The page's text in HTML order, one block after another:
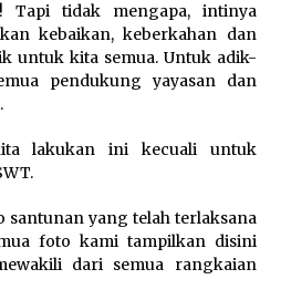
Yatim 10 Muharam 1442
ago
santunan Muharam…, Sabtu, 29
dengan Sukses Meskipun
Singkat
Tapi tidak mengapa, intinya
kebaikan, keberkahan dan
untuk kita semua. Untuk adik-
pendukung yayasan dan
lakukan ini kecuali untuk
santunan yang telah terlaksana
foto kami tampilkan disini
dari semua rangkaian